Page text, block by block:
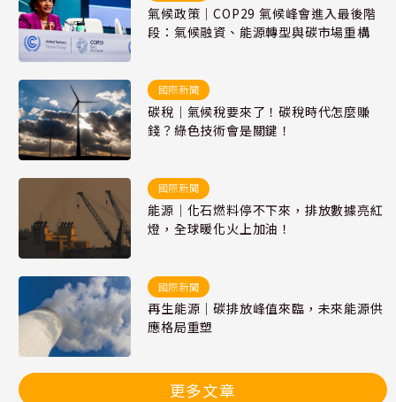
氣候政策｜COP29 氣候峰會進入最後階
段：氣候融資、能源轉型與碳市場重構
國際新聞
碳稅｜氣候稅要來了！碳稅時代怎麼賺
錢？綠色技術會是關鍵！
國際新聞
能源｜化石燃料停不下來，排放數據亮紅
燈，全球暖化火上加油！
國際新聞
再生能源｜碳排放峰值來臨，未來能源供
應格局重塑
更多文章